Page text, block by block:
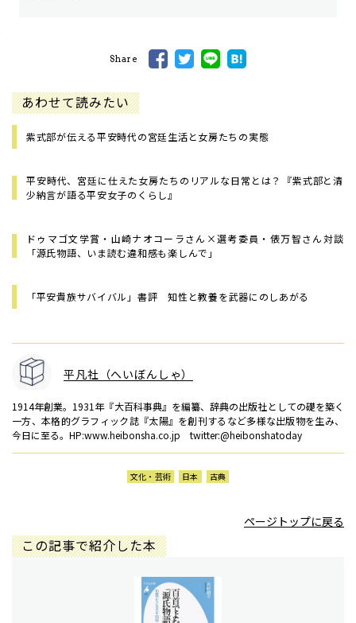
Share
あわせて読みたい
紫式部が伝える平安時代の宮廷生活と女房たちの実態
平安時代、宮廷に仕えた女房たちのリアルな日常とは？――『紫式部と清
少納言が語る平安女子のくらし』
ドゥマゴ文学賞・山崎ナオコーラさん×選考委員・俵万智さん対談
「源氏物語、いま読む違和感も楽しんで」
「平安貴族サバイバル」書評 知性と教養を武器にのしあがる
平凡社（へいぼんしゃ）
1914年創業。1931年『大百科事典』を編纂、辞典の出版社としての礎を築く
一方、本格的グラフィック誌『太陽』を創刊するなど多様な出版物を生み、
今日に至る。HP:www.heibonsha.co.jp twitter:@heibonshatoday
文化・芸術 日本 古典
ページトップに戻る
この記事で紹介した本